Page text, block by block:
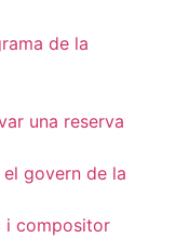
de la
una reserva
govern de la
i compositor